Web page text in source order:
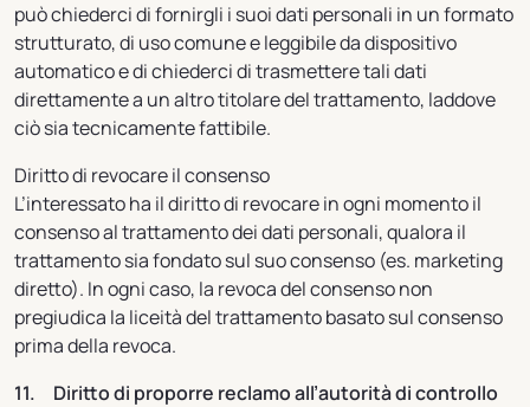
può chiederci di fornirgli i suoi dati personali in un formato
strutturato, di uso comune e leggibile da dispositivo
automatico e di chiederci di trasmettere tali dati
direttamente a un altro titolare del trattamento, laddove
ciò sia tecnicamente fattibile.
Diritto di revocare il consenso
L’interessato ha il diritto di revocare in ogni momento il
consenso al trattamento dei dati personali, qualora il
trattamento sia fondato sul suo consenso (es. marketing
diretto). In ogni caso, la revoca del consenso non
pregiudica la liceità del trattamento basato sul consenso
prima della revoca.
11. Diritto di proporre reclamo all’autorità di controllo